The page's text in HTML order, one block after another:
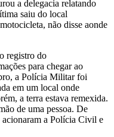
a delegacia relatando
saiu do local
não disse aonde
registro do
para chegar ao
a Polícia Militar foi
em um local onde
a terra estava remexida.
de uma pessoa. De
a Polícia Civil e